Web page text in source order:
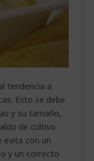
tendencia a
Esto se debe
y su tamaño,
de cultivo
evita con un
y un correcto